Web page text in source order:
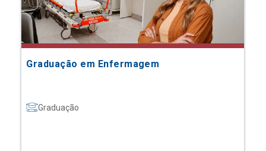
Graduação em Enfermagem
Graduação